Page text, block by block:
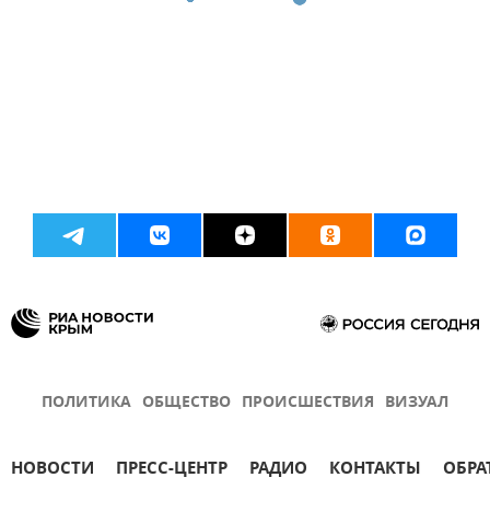
ПОЛИТИКА ОБЩЕСТВО ПРОИСШЕСТВИЯ ВИЗУАЛ
НОВОСТИ ПРЕСС-ЦЕНТР РАДИО КОНТАКТЫ